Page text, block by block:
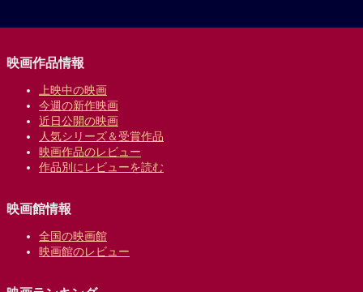
映画作品情報
上映中の映画
今週の新作映画
近日公開の映画
人気シリーズ＆受賞作品
映画作品のレビュー
作品別にレビューを読む
映画館情報
全国の映画館
映画館のレビュー